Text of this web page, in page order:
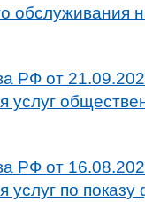
обслуживания
РФ от
услуг
РФ от
услуг по